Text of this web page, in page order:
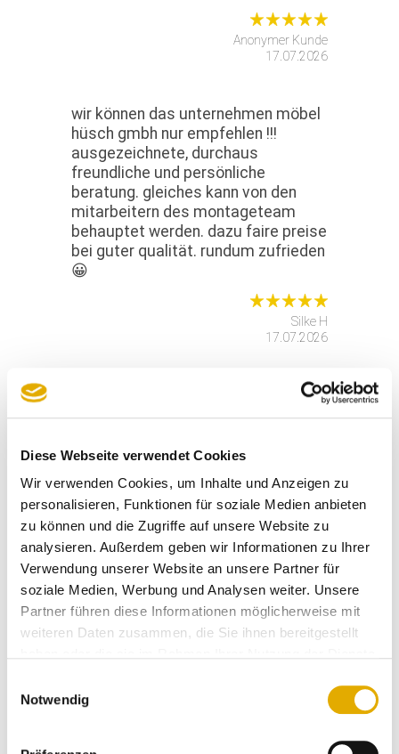
Diese Webseite verwendet Cookies
Wir verwenden Cookies, um Inhalte und Anzeigen zu
personalisieren, Funktionen für soziale Medien anbieten
zu können und die Zugriffe auf unsere Website zu
analysieren. Außerdem geben wir Informationen zu Ihrer
Verwendung unserer Website an unsere Partner für
soziale Medien, Werbung und Analysen weiter. Unsere
Partner führen diese Informationen möglicherweise mit
weiteren Daten zusammen, die Sie ihnen bereitgestellt
Notwendig
Anonymer Kunde
17.07.2026
wir können das unternehmen möbel
hüsch gmbh nur empfehlen !!!
ausgezeichnete, durchaus
freundliche und persönliche
beratung. gleiches kann von den
mitarbeitern des montageteam
behauptet werden. dazu faire preise
bei guter qualität. rundum zufrieden
😀
Silke H
17.07.2026
wir haben bei möbel-hüsch unsere
gesamte neue einrichtung gekauft.
dem ganzen service und werden
möbel-hüsch weiter empfehlen.
Anonymer Kunde
17.07.2026
sehr schönes, kleines möbelhaus.
tolle, kompetente mitarbeiter.
liefertermine wurden eingehalten.
umgehend reagiert und die